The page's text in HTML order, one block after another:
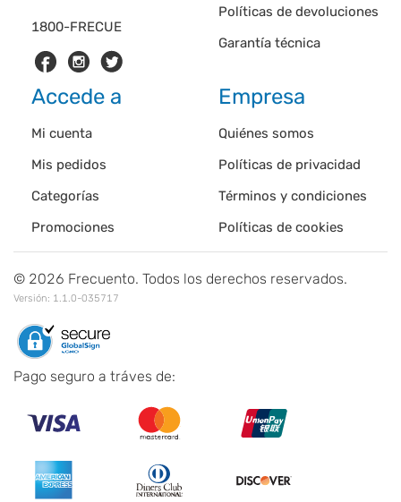
1800-FRECUE
Políticas de devoluciones
Garantía técnica
Accede a
Mi cuenta
Mis pedidos
Categorías
Promociones
Empresa
Quiénes somos
Políticas de privacidad
Términos y condiciones
Políticas de cookies
© 2026 Frecuento. Todos los derechos reservados.
Versión: 1.1.0-035717
Pago seguro a tráves de: